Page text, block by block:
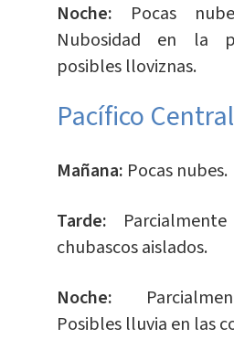
Noche: Pocas
Nubosidad en la
posibles lloviznas.
Pacífico Central
Mañana: Pocas nubes.
Tarde:
chubascos aislados.
Noche:
Posibles lluvia en las